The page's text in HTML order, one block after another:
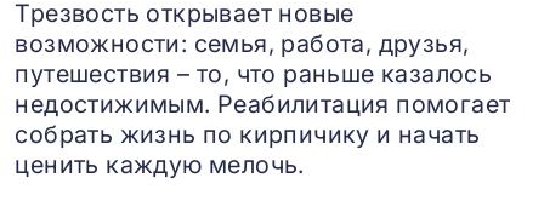
Трезвость открывает новые
возможности: семья, работа, друзья,
путешествия – то, что раньше казалось
недостижимым. Реабилитация помогает
собрать жизнь по кирпичику и начать
ценить каждую мелочь.